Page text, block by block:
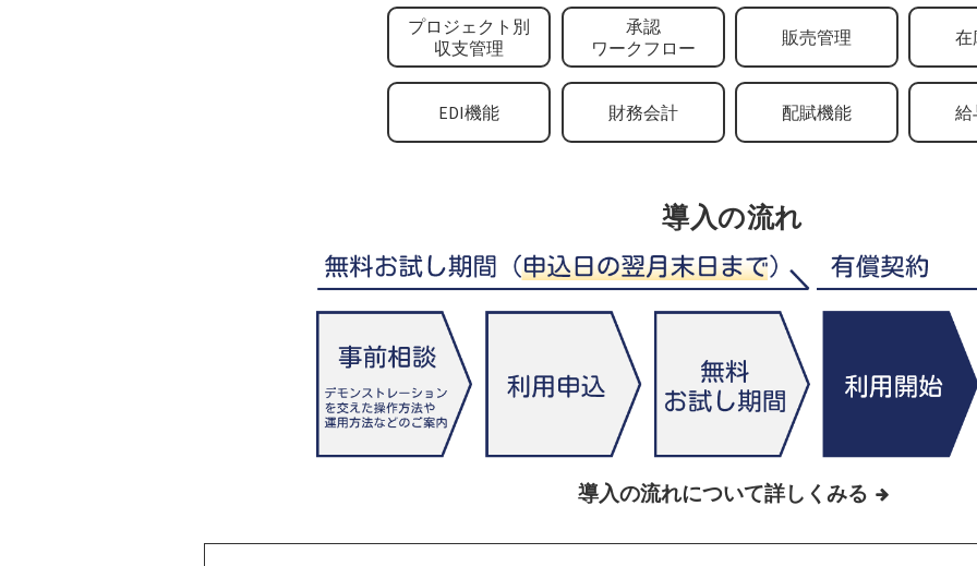
プロジェクト別
収支管理
承認
ワークフロー
販売管理 在
EDI機能 財務会計 配賦機能 給
導入の流れ
導入の流れについて詳しくみる